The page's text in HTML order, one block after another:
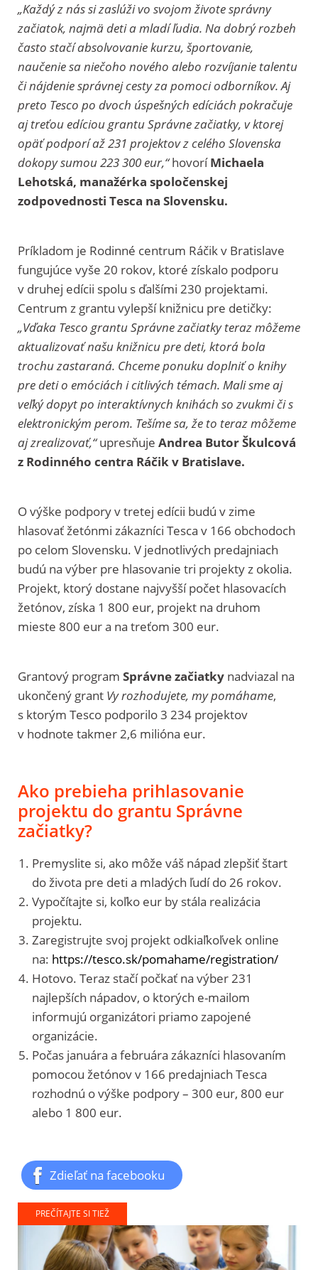
„Každý z nás si zaslúži vo svojom živote správny
začiatok, najmä deti a mladí ľudia. Na dobrý rozbeh
často stačí absolvovanie kurzu, športovanie,
naučenie sa niečoho nového alebo rozvíjanie talentu
či nájdenie správnej cesty za pomoci odborníkov. Aj
preto Tesco po dvoch úspešných edíciách pokračuje
aj treťou edíciou grantu Správne začiatky, v ktorej
opäť podporí až 231 projektov z celého Slovenska
dokopy sumou 223 300 eur,“hovoríMichaela
Lehotská, manažérka spoločenskej
zodpovednosti Tesca na Slovensku.
Príkladom je Rodinné centrum Ráčik v Bratislave
fungujúce vyše 20 rokov, ktoré získalo podporu
v druhej edícii spolu s ďalšími 230 projektami.
Centrum z grantu vylepší knižnicu pre detičky:
„Vďaka Tesco grantu Správne začiatky teraz môžeme
aktualizovať našu knižnicu pre deti, ktorá bola
trochu zastaraná. Chceme ponuku doplniť o knihy
pre deti o emóciách i citlivých témach. Mali sme aj
veľký dopyt po interaktívnych knihách so zvukmi či s
elektronickým perom. Tešíme sa, že to teraz môžeme
aj zrealizovať,“upresňuje Andrea Butor Škulcová
z Rodinného centra Ráčik v Bratislave.
O výške podpory v tretej edícii budú v zime
hlasovať žetónmi zákazníci Tesca v 166 obchodoch
po celom Slovensku. V jednotlivých predajniach
budú na výber pre hlasovanie tri projekty z okolia.
Projekt, ktorý dostane najvyšší počet hlasovacích
žetónov, získa 1 800 eur, projekt na druhom
mieste 800 eur a na treťom 300 eur.
Grantový program Správne začiatky nadviazal na
ukončený grant Vy rozhodujete, my pomáhame,
s ktorým Tesco podporilo 3 234 projektov
v hodnote takmer 2,6 milióna eur.
Ako prebieha prihlasovanie
projektu do grantu Správne
začiatky?
Premyslite si, ako môže váš nápad zlepšiť štart
do života pre deti a mladých ľudí do 26 rokov.
Vypočítajte si, koľko eur by stála realizácia
projektu.
Zaregistrujte svoj projekt odkiaľkoľvek online
na: https://tesco.sk/pomahame/registration/
Hotovo. Teraz stačí počkať na výber 231
najlepších nápadov, o ktorých e-mailom
informujú organizátori priamo zapojené
organizácie.
Počas januára a februára zákazníci hlasovaním
pomocou žetónov v 166 predajniach Tesca
rozhodnú o výške podpory – 300 eur, 800 eur
alebo 1 800 eur.
Zdieľať na facebooku
PREČÍTAJTE SI TIEŽ